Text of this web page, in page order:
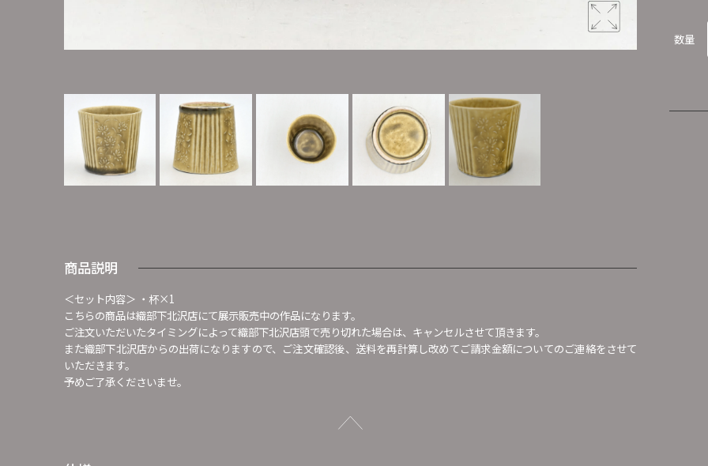
商品説明
＜セット内容＞ ・杯×1
こちらの商品は織部下北沢店にて展示販売中の作品になります。
ご注文いただいたタイミングによって織部下北沢店頭で売り切れた場合は、キャンセルさせて頂きます。
また織部下北沢店からの出荷になりますので、ご注文確認後、送料を再計算し改めてご請求金額についてのご連絡をさせて
いただきます。
予めご了承くださいませ。
数量